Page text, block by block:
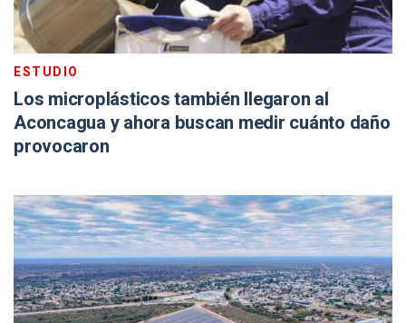
ESTUDIO
Los microplásticos también llegaron al
Aconcagua y ahora buscan medir cuánto daño
provocaron